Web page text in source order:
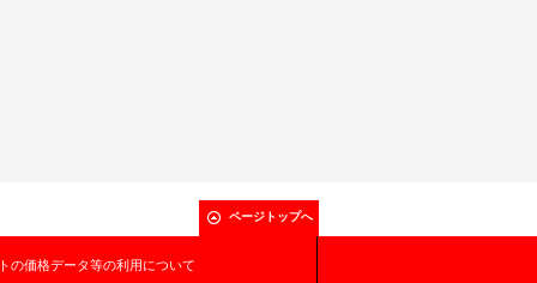
ページトップへ
の価格データ等の利用について